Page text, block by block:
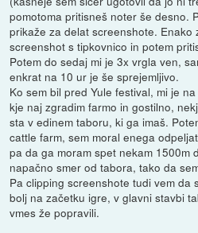
pomotoma pritisneš noter še desno.
prikaže za delat screenshote. Enako
screenshot s tipkovnico in potem
Potem do sedaj mi je 3x vrgla ven,
enkrat na 10 ur je še sprejemljivo.
Ko sem bil pred Yule festival, mi je
kje naj zgradim farmo in gostilno,
sta v edinem taboru, ki ga imaš.
cattle farm, sem moral enega
pa da ga moram spet nekam 1500m
napačno smer od tabora, tako da
Pa clipping screenshote tudi vem da
bolj na začetku igre, v glavni stavbi
vmes že popravili.